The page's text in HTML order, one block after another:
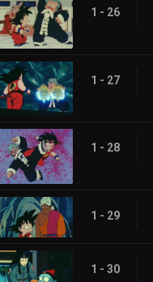
1 - 26
1 - 27
1 - 28
1 - 29
1 - 30